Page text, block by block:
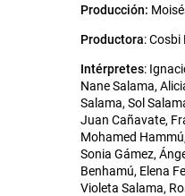
Producción:
Productora: Cosbi
Intérpretes:
Nane Salama,
Salama, Sol
Juan Cañavate,
Mohamed
Sonia Gámez,
Benhamú, Elena
Violeta Salama,